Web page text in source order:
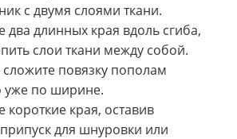
с двумя слоями ткани.
два длинных края вдоль сгиба,
слои ткани между собой.
повязку пополам
уже по ширине.
короткие края, оставив
для шнуровки или